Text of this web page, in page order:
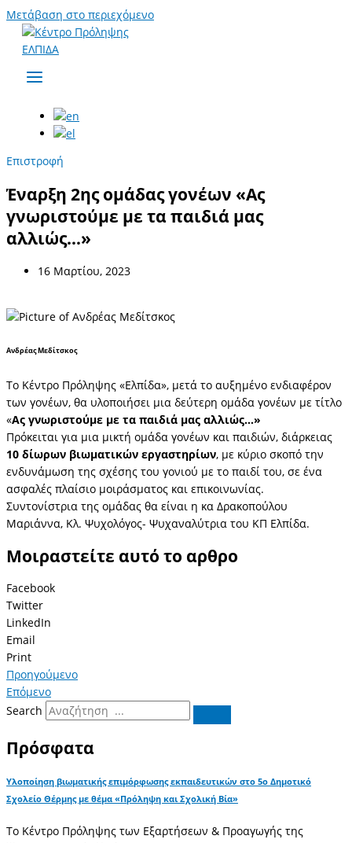
Μετάβαση στο περιεχόμενο
Επιστροφή
Έναρξη 2ης ομάδας γονέων «Ας
γνωριστούμε με τα παιδιά μας
αλλιώς…»
16 Μαρτίου, 2023
Ανδρέας Μεδίτσκος
Tο Κέντρο Πρόληψης «Ελπίδα», μετά το αυξημένο ενδιαφέρον
των γονέων, θα υλοποιήσει μια δεύτερη ομάδα γονέων με τίτλο
«Ας γνωριστούμε με τα παιδιά μας αλλιώς…»
Πρόκειται για μια μικτή ομάδα γονέων και παιδιών, διάρκειας
10 δίωρων βιωματικών εργαστηρίων, με κύριο σκοπό την
ενδυνάμωση της σχέσης του γονιού με το παιδί του, σε ένα
ασφαλές πλαίσιο μοιράσματος και επικοινωνίας.
Συντονίστρια της ομάδας θα είναι η κα Δρακοπούλου
Μαριάννα, Κλ. Ψυχολόγος- Ψυχαναλύτρια του ΚΠ Ελπίδα.
Μοιραστείτε αυτό το αρθρο
Facebook
Twitter
LinkedIn
Email
Print
Προηγούμενο
Επόμενο
Search
Πρόσφατα
Υλοποίηση βιωματικής επιμόρφωσης εκπαιδευτικών στο 5ο Δημοτικό
Σχολείο Θέρμης με θέμα «Πρόληψη και Σχολική Βία»
Το Κέντρο Πρόληψης των Εξαρτήσεων & Προαγωγής της